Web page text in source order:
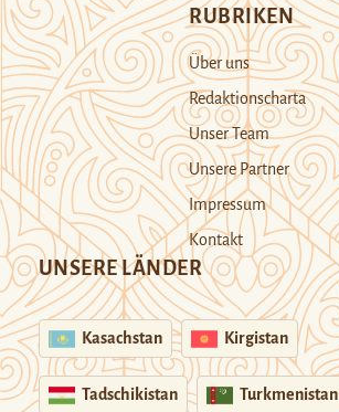
RUBRIKEN
Über uns
Redaktionscharta
Unser Team
Unsere Partner
Impressum
Kontakt
UNSERE LÄNDER
Kasachstan Kirgistan
Tadschikistan Turkmenistan